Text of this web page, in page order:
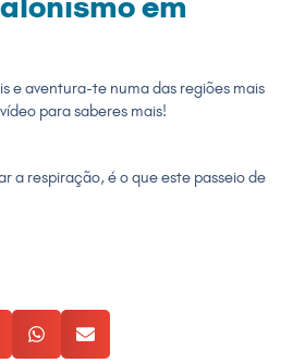
e aventura-te numa das regiões mais
para saberes mais!
a respiração, é o que este passeio de